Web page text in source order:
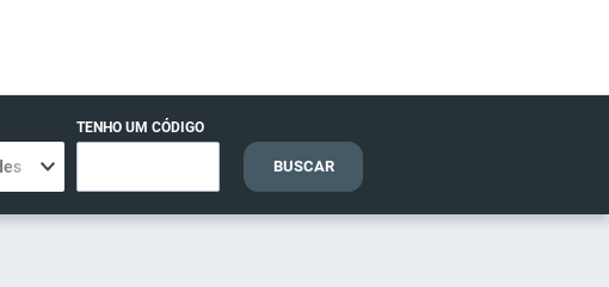
TENHO UM CÓDIGO
BUSCAR